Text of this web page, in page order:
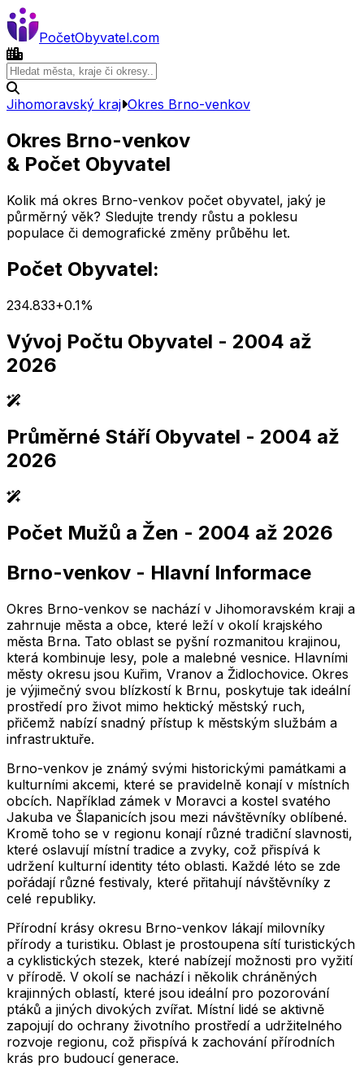
PočetObyvatel.com
Jihomoravský kraj Okres Brno-venkov
Okres Brno-venkov
& Počet Obyvatel
Kolik má okres Brno-venkov počet obyvatel, jaký je
půrměrný věk? Sledujte trendy růstu a poklesu
populace či demografické změny průběhu let.
Počet Obyvatel:
234.833+0.1%
Vývoj Počtu Obyvatel - 2004 až
2026
2,005 2,010 2,015 2,020 2,025
2,005 2,010 2,015 2,020 2,025
Průměrné Stáří Obyvatel - 2004 až
2026
2,005 2,010 2,015 2,020 2,025
2,005 2,010 2,015 2,020 2,025
Počet Mužů a Žen - 2004 až 2026
Brno-venkov - Hlavní Informace
Okres Brno-venkov se nachází v Jihomoravském kraji a
zahrnuje města a obce, které leží v okolí krajského
města Brna. Tato oblast se pyšní rozmanitou krajinou,
která kombinuje lesy, pole a malebné vesnice. Hlavními
městy okresu jsou Kuřim, Vranov a Židlochovice. Okres
je výjimečný svou blízkostí k Brnu, poskytuje tak ideální
prostředí pro život mimo hektický městský ruch,
přičemž nabízí snadný přístup k městským službám a
infrastruktuře.
Brno-venkov je známý svými historickými památkami a
kulturními akcemi, které se pravidelně konají v místních
obcích. Například zámek v Moravci a kostel svatého
Jakuba ve Šlapanicích jsou mezi návštěvníky oblíbené.
Kromě toho se v regionu konají různé tradiční slavnosti,
které oslavují místní tradice a zvyky, což přispívá k
udržení kulturní identity této oblasti. Každé léto se zde
pořádají různé festivaly, které přitahují návštěvníky z
celé republiky.
Přírodní krásy okresu Brno-venkov lákají milovníky
přírody a turistiku. Oblast je prostoupena sítí turistických
a cyklistických stezek, které nabízejí možnosti pro vyžití
v přírodě. V okolí se nachází i několik chráněných
krajinných oblastí, které jsou ideální pro pozorování
ptáků a jiných divokých zvířat. Místní lidé se aktivně
zapojují do ochrany životního prostředí a udržitelného
rozvoje regionu, což přispívá k zachování přírodních
krás pro budoucí generace.